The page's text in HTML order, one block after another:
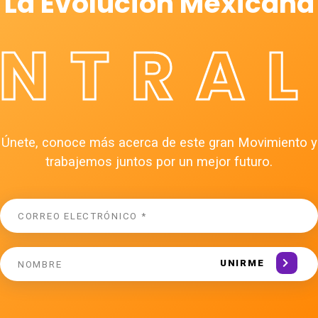
Únete, conoce más acerca de este gran Movimiento y
trabajemos juntos por un mejor futuro.
UNIRME